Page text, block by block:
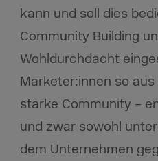
kann und soll dies
Community Building
Wohldurchdacht
Marketer:innen so
starke Community –
und zwar sowohl
dem Unternehmen